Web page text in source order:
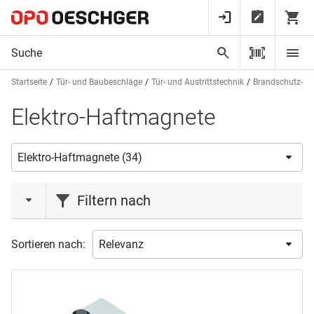
Startseite Tür- und Baubeschläge Tür- und Austrittstechnik Brandschutz-
Elektro-Haftmagnete
Filtern nach
BSW (7)
EFF-EFF (9)
Sortieren nach: